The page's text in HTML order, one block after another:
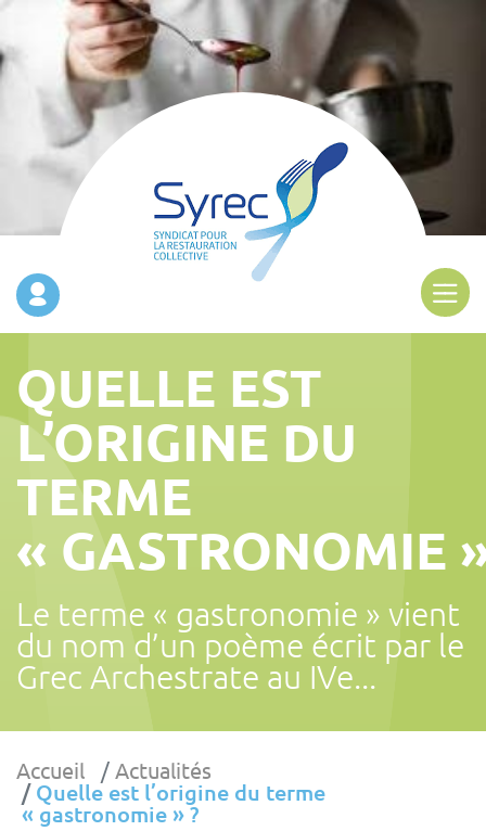
QUELLE EST
L’ORIGINE DU
TERME
« GASTRONOMIE
Le terme « gastronomie » vient
du nom d’un poème écrit par le
Grec Archestrate au IVe...
Accueil
Actualités
Quelle est l’origine du terme
« gastronomie » ?